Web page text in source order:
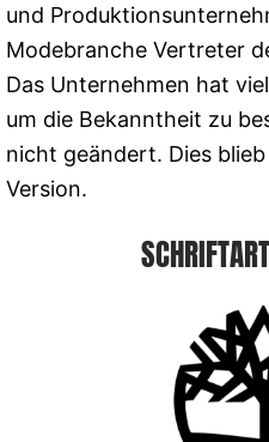
und
Modebranche Vertreter
Das Unternehmen hat
um die Bekanntheit zu
nicht geändert. Dies
Version.